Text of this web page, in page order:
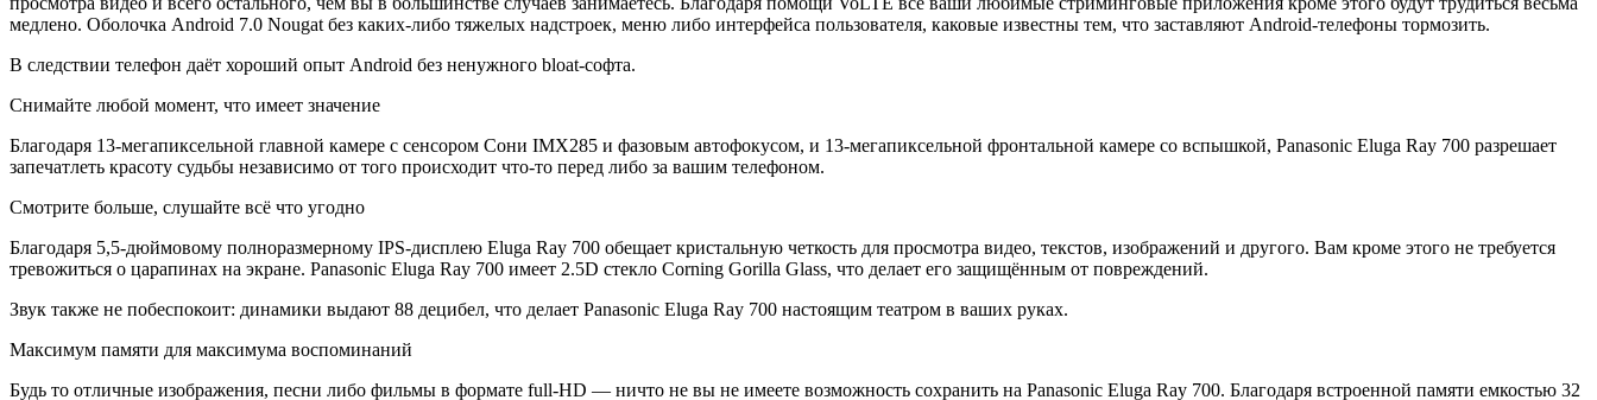
медлено. Оболочка Android 7.0 Nougat без каких-либо тяжелых надстроек, меню либо интерфейса пользователя, каковые известны тем, что заставляют Android-телефоны тормозить.
В следствии телефон даёт хороший опыт Android без ненужного bloat-софта.
Снимайте любой момент, что имеет значение
Благодаря 13-мегапиксельной главной камере с сенсором Сони IMX285 и фазовым автофокусом, и 13-мегапиксельной фронтальной камере со вспышкой, Panasonic Eluga Ray 700 разрешает
запечатлеть красоту судьбы независимо от того происходит что-то перед либо за вашим телефоном.
Смотрите больше, слушайте всё что угодно
Благодаря 5,5-дюймовому полноразмерному IPS-дисплею Eluga Ray 700 обещает кристальную четкость для просмотра видео, текстов, изображений и другого. Вам кроме этого не требуется
тревожиться о царапинах на экране. Panasonic Eluga Ray 700 имеет 2.5D стекло Corning Gorilla Glass, что делает его защищённым от повреждений.
Звук также не побеспокоит: динамики выдают 88 децибел, что делает Panasonic Eluga Ray 700 настоящим театром в ваших руках.
Максимум памяти для максимума воспоминаний
Будь то отличные изображения, песни либо фильмы в формате full-HD — ничто не вы не имеете возможность сохранить на Panasonic Eluga Ray 700. Благодаря встроенной памяти емкостью 32